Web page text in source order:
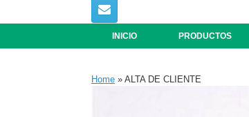
INICIO PRODUCTOS
Home » ALTA DE CLIENTE